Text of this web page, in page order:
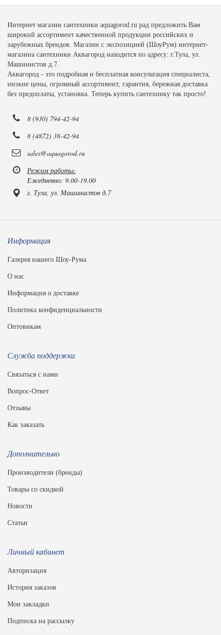
Интернет магазин сантехники aquagorod.ru рад предложить Вам
широкий ассортимент качественной продукции российских и
зарубежных брендов. Магазин с экспозицией (ШоуРум) интернет-
магазина сантехники Аквагород находится по адресу: г.Тула, ул.
Машинистов д.7.
Аквагород - это подробная и бесплатная консультация специалиста,
низкие цены, огромный ассортимент, гарантия, бережная доставка
без предоплаты, установка. Теперь купить сантехнику так просто!
8 (930) 794-42-94
8 (4872) 38-42-94
sales@aquagorod.ru
Режим работы:
Ежедневно: 9.00-19.00
г. Тула, ул. Машинистов д.7
Информация
Галерея нашего Шоу-Рума
О нас
Информация о доставке
Политика конфиденциальности
Оптовикам
Служба поддержки
Связаться с нами
Вопрос-Ответ
Отзывы
Как заказать
Дополнительно
Производители (бренды)
Товары со скидкой
Новости
Статьи
Личный кабинет
Авторизация
История заказов
Мои закладки
Подписка на рассылку